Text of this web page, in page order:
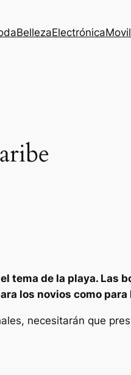
BellezaElectrónica
tema de la playa. Las
los novios como
necesitarán que